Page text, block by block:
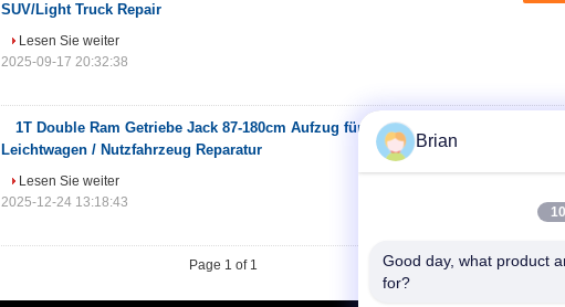
SUV/Light Truck Repair
Lesen Sie weiter
2025-09-17 20:32:38
1T Double Ram Getriebe Jack 87-180cm Aufzug für schwere SUV /
Leichtwagen / Nutzfahrzeug Reparatur
Lesen Sie weiter
2025-12-24 13:18:43
Page 1 of 1
Brian
Good day, what product
for?